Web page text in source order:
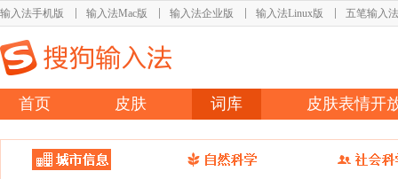
输入法手机版 输入法Mac版 输入法企业版 输入法Linux版 五笔输入法
首页 皮肤 词库 皮肤表情开